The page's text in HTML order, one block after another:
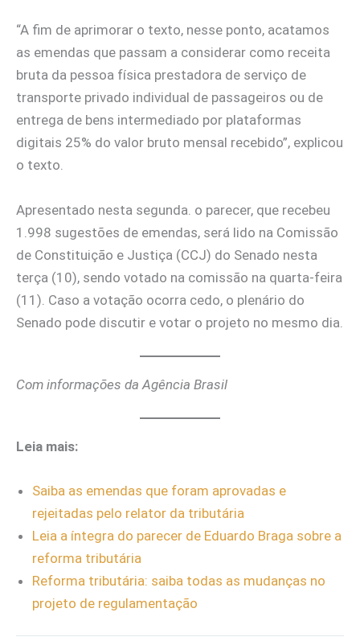
“A fim de aprimorar o texto, nesse ponto, acatamos
as emendas que passam a considerar como receita
bruta da pessoa física prestadora de serviço de
transporte privado individual de passageiros ou de
entrega de bens intermediado por plataformas
digitais 25% do valor bruto mensal recebido”, explicou
o texto.
Apresentado nesta segunda. o parecer, que recebeu
1.998 sugestões de emendas, será lido na Comissão
de Constituição e Justiça (CCJ) do Senado nesta
terça (10), sendo votado na comissão na quarta-feira
(11). Caso a votação ocorra cedo, o plenário do
Senado pode discutir e votar o projeto no mesmo dia.
Com informações da Agência Brasil
Leia mais:
Saiba as emendas que foram aprovadas e
rejeitadas pelo relator da tributária
Leia a íntegra do parecer de Eduardo Braga sobre a
reforma tributária
Reforma tributária: saiba todas as mudanças no
projeto de regulamentação